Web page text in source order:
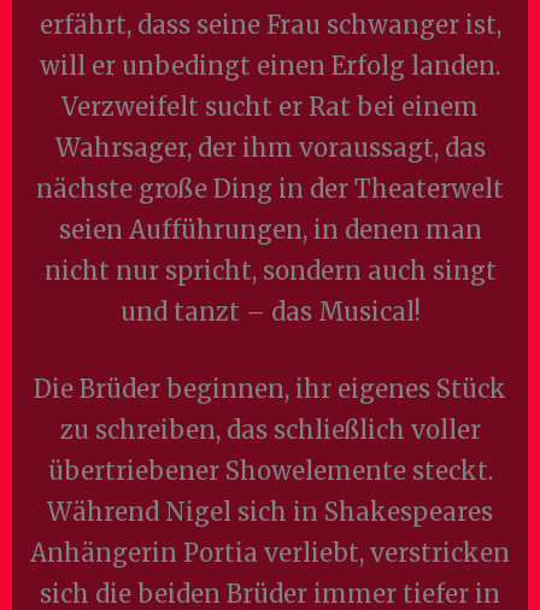
erfährt, dass seine Frau schwanger ist,
will er unbedingt einen Erfolg landen.
Verzweifelt sucht er Rat bei einem
Wahrsager, der ihm voraussagt, das
nächste große Ding in der Theaterwelt
seien Aufführungen, in denen man
nicht nur spricht, sondern auch singt
und tanzt – das Musical!
Die Brüder beginnen, ihr eigenes Stück
zu schreiben, das schließlich voller
übertriebener Showelemente steckt.
Während Nigel sich in Shakespeares
Anhängerin Portia verliebt, verstricken
sich die beiden Brüder immer tiefer in